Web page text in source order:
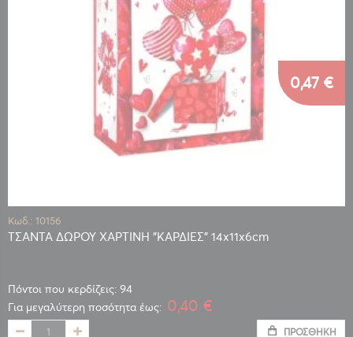
Κωδ.: 10156
ΤΣΑΝΤΑ ΔΩΡΟΥ ΧΑΡΤΙΝΗ "ΚΑΡΔΙΕΣ" 14x11x6cm
Πόντοι που κερδίζεις: 94
0,47 €
Για μεγαλύτερη ποσότητα έως: 0,40 €
ΠΡΟΣΘΉΚΗ